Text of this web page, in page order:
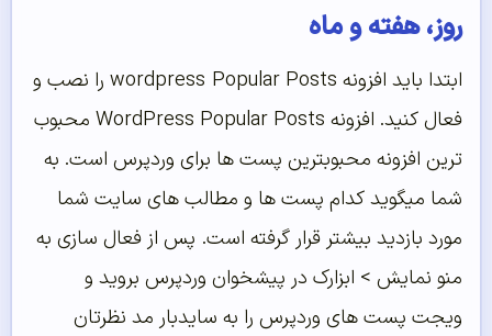
روز، هفته و ماه
ابتدا باید افزونه wordpress Popular Posts را نصب و
فعال کنید. افزونه WordPress Popular Posts محبوب
ترین افزونه محبوبترین پست ها برای وردپرس است. به
شما میگوید کدام پست ها و مطالب های سایت شما
مورد بازدید بیشتر قرار گرفته است. پس از فعال سازی به
منو نمایش > ابزارک در پیشخوان وردپرس بروید و
ویجت پست های وردپرس را به سایدبار مد نظرتان